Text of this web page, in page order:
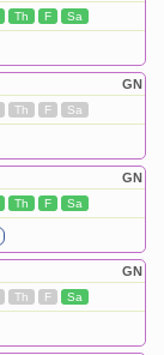
Th F Sa
GN
Th F Sa
GN
Th F Sa
GN
Th F Sa